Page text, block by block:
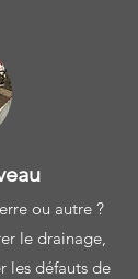
ou autre ?
le drainage,
les défauts de